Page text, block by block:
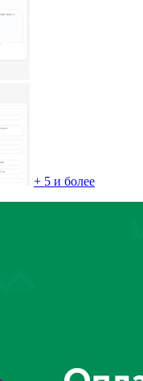
+ 5 и более